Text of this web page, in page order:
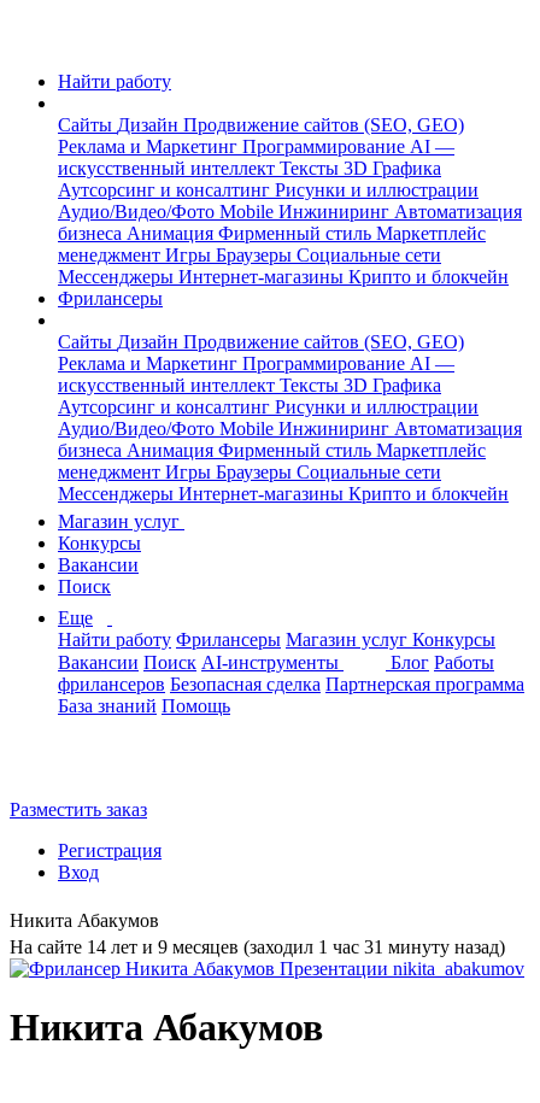
Найти работу
Сайты Дизайн Продвижение сайтов (SEO, GEO)
Реклама и Маркетинг Программирование AI —
искусственный интеллект Тексты 3D Графика
Аутсорсинг и консалтинг Рисунки и иллюстрации
Аудио/Видео/Фото Mobile Инжиниринг Автоматизация
бизнеса Анимация Фирменный стиль Маркетплейс
менеджмент Игры Браузеры Социальные сети
Мессенджеры Интернет-магазины Крипто и блокчейн
Фрилансеры
Сайты Дизайн Продвижение сайтов (SEO, GEO)
Реклама и Маркетинг Программирование AI —
искусственный интеллект Тексты 3D Графика
Аутсорсинг и консалтинг Рисунки и иллюстрации
Аудио/Видео/Фото Mobile Инжиниринг Автоматизация
бизнеса Анимация Фирменный стиль Маркетплейс
менеджмент Игры Браузеры Социальные сети
Мессенджеры Интернет-магазины Крипто и блокчейн
Магазин услуг
Конкурсы
Вакансии
Поиск
Еще
Найти работу Фрилансеры Магазин услуг Конкурсы
Вакансии Поиск AI-инструменты Блог Работы
фрилансеров Безопасная сделка Партнерская программа
База знаний Помощь
Разместить заказ
Регистрация
Вход
Никита Абакумов
На сайте 14 лет и 9 месяцев (заходил 1 час 31 минуту назад)
Никита Абакумов